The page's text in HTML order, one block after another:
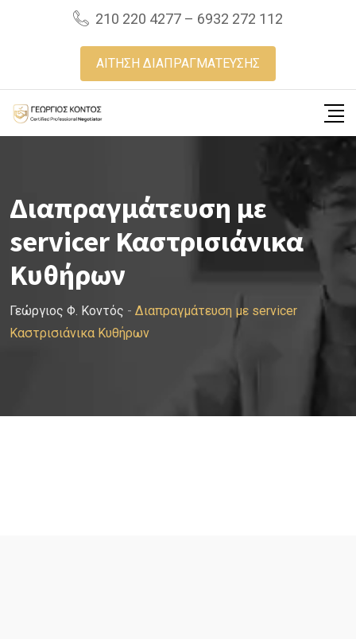
210 220 4277 – 6932 272 112
ΑΙΤΗΣΗ ΔΙΑΠΡΑΓΜΑΤΕΥΣΗΣ
Διαπραγμάτευση με
servicer Καστρισιάνικα
Κυθήρων
Γεώργιος Φ. Κοντός - Διαπραγμάτευση με servicer
Καστρισιάνικα Κυθήρων